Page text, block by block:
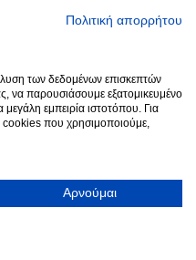
Ιστοσελίδων
Πολιτική απορρήτου
των δεδομένων επισκεπτών
να παρουσιάσουμε εξατομικευμένο
εμπειρία ιστοτόπου. Για
cookies που χρησιμοποιούμε,
Αρνούμαι